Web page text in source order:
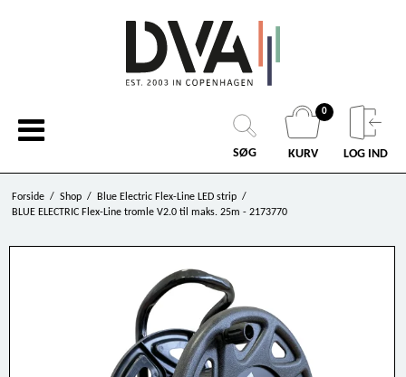
SØG
0
KURV LOG IND
Forside / Shop / Blue Electric Flex-Line LED strip /
BLUE ELECTRIC Flex-Line tromle V2.0 til maks. 25m - 2173770